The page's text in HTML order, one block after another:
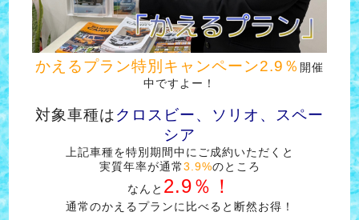
かえるプラン特別キャンペーン2.9％ 開催
中ですよー！
対象車種はクロスビー、ソリオ、スペー
シア
上記車種を特別期間中にご成約いただくと
実質年率が通常3.9%のところ
なんと 2.9％！
通常のかえるプランに比べると断然お得！